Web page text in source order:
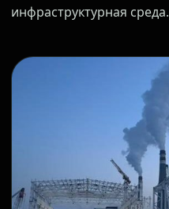
инфраструктурная среда.